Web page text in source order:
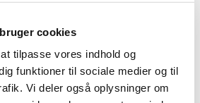
cookies
tilpasse vores indhold og
funktioner til sociale medier og til
Vi deler også oplysninger om
Tel. 6395 5555 |
www.texas.dk | CVR
66212319